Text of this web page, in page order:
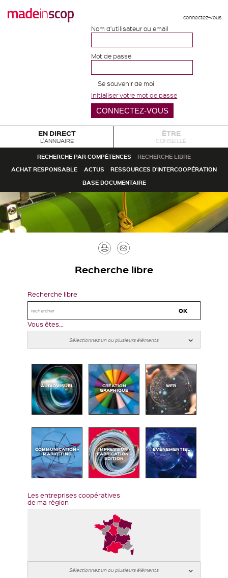
connectez-vous
Nom d'utilisateur ou email
Mot de passe
Se souvenir de moi
Initialiser votre mot de passe
EN DIRECT
L'ANNUAIRE
ÊTRE
CONSEILLÉ
RECHERCHE PAR COMPÉTENCES
RECHERCHE LIBRE
ACHAT RESPONSABLE
ACTUS
RESSOURCES D'INTERCOOPÉRATION
BASE DOCUMENTAIRE
Imprimer
Recherche libre
Recherche libre
Vous êtes...
AUDIOVISUEL CRÉATION
GRAPHIQUE
WEB
COMMUNICATION -
MARKETING
IMPRESSION -
FABRICATION -
EDITION
ÉVÉNEMENTIEL
Les entreprises coopératives
de ma région